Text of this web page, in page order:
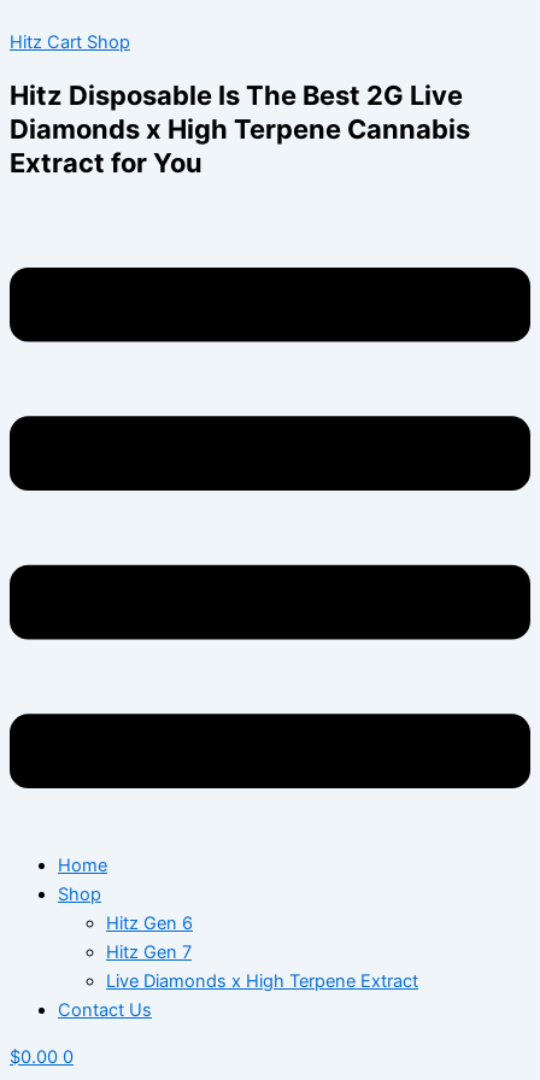
to
Hitz Cart Shop
Hitz Disposable Is The Best 2G Live
Diamonds x High Terpene Cannabis
Extract for You
Home
Shop
Hitz Gen 6
Hitz Gen 7
Live Diamonds x High Terpene Extract
Contact Us
$0.00 0